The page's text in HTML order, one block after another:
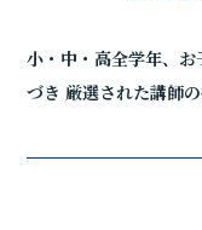
小・中・高全学年、
づき 厳選された講師